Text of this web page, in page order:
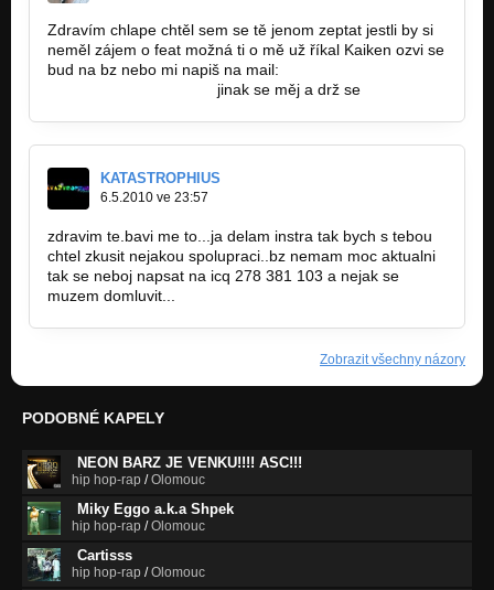
Zdravím chlape chtěl sem se tě jenom zeptat jestli by si
neměl zájem o feat možná ti o mě už říkal Kaiken ozvi se
bud na bz nebo mi napiš na mail:
jinak se měj a drž se
KATASTROPHIUS
6.5.2010 ve 23:57
zdravim te.bavi me to...ja delam instra tak bych s tebou
chtel zkusit nejakou spolupraci..bz nemam moc aktualni
tak se neboj napsat na icq 278 381 103 a nejak se
muzem domluvit...
Zobrazit všechny názory
PODOBNÉ KAPELY
NEON BARZ JE VENKU!!!! ASC!!!
hip hop-rap /Olomouc
Miky Eggo a.k.a Shpek
hip hop-rap /Olomouc
Cartisss
hip hop-rap /Olomouc